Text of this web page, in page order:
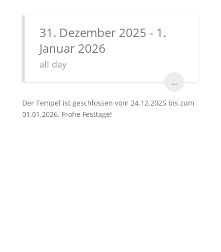
31. Dezember 2025 - 1.
Januar 2026
all day
...
Der Tempel ist geschlossen vom 24.12.2025 bis zum
01.01.2026. Frohe Festtage!